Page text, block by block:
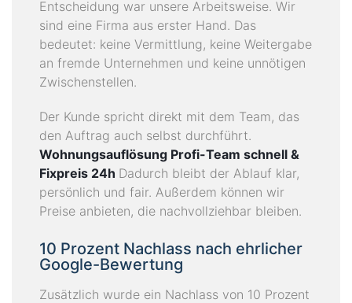
Entscheidung war unsere Arbeitsweise. Wir
sind eine Firma aus erster Hand. Das
bedeutet: keine Vermittlung, keine Weitergabe
an fremde Unternehmen und keine unnötigen
Zwischenstellen.
Der Kunde spricht direkt mit dem Team, das
den Auftrag auch selbst durchführt.
Wohnungsauflösung Profi-Team schnell &
Fixpreis 24h Dadurch bleibt der Ablauf klar,
persönlich und fair. Außerdem können wir
Preise anbieten, die nachvollziehbar bleiben.
10 Prozent Nachlass nach ehrlicher
Google-Bewertung
Zusätzlich wurde ein Nachlass von 10 Prozent